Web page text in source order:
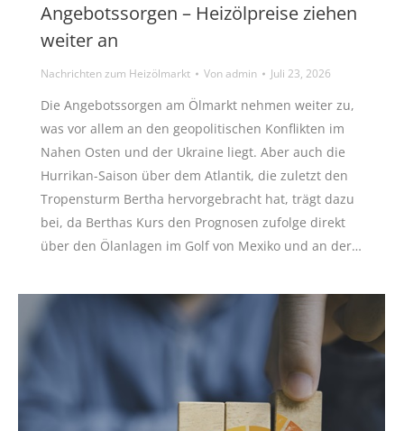
Angebotssorgen – Heizölpreise ziehen
weiter an
Nachrichten zum Heizölmarkt Vonadmin Juli 23, 2026
Die Angebotssorgen am Ölmarkt nehmen weiter zu,
was vor allem an den geopolitischen Konflikten im
Nahen Osten und der Ukraine liegt. Aber auch die
Hurrikan-Saison über dem Atlantik, die zuletzt den
Tropensturm Bertha hervorgebracht hat, trägt dazu
bei, da Berthas Kurs den Prognosen zufolge direkt
über den Ölanlagen im Golf von Mexiko und an der…